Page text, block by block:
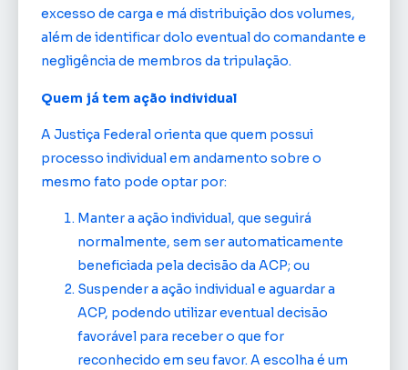
excesso de carga e má distribuição dos volumes,
além de identificar dolo eventual do comandante e
negligência de membros da tripulação.
Quem já tem ação individual
A Justiça Federal orienta que quem possui
processo individual em andamento sobre o
mesmo fato pode optar por:
Manter a ação individual, que seguirá
normalmente, sem ser automaticamente
beneficiada pela decisão da ACP; ou
Suspender a ação individual e aguardar a
ACP, podendo utilizar eventual decisão
favorável para receber o que for
reconhecido em seu favor. A escolha é um